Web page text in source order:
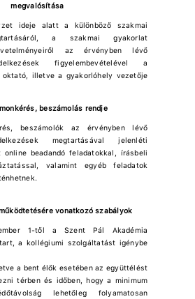
megvalósítása
ideje alatt a különböző szakmai
a szakmai gyakorlat
az érvényben lévő
figyelembevételével a
illetve a gyakorlóhely vezetője
beszámolás rendje
beszámolók az érvényben lévő
megtartásával jelenléti
online beadandó feladatokkal, írásbeli
valamint egyéb feladatok
vonatkozó szabályok
1-től a Szent Pál Akadémia
a kollégiumi szolgáltatást igénybe
a bent élők esetében az együttélést
térben és időben, hogy a minimum
lehetőleg folyamatosan